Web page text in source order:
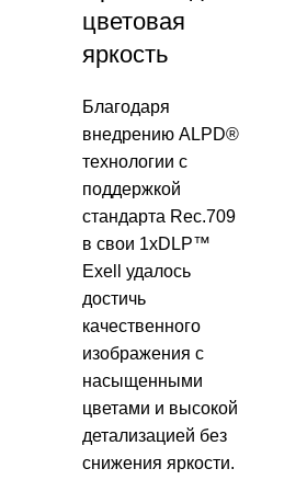
цветовая
яркость
Благодаря
внедрению ALPD®
технологии с
поддержкой
стандарта Rec.709
в свои 1xDLP™
Exell удалось
достичь
качественного
изображения с
насыщенными
цветами и высокой
детализацией без
снижения яркости.